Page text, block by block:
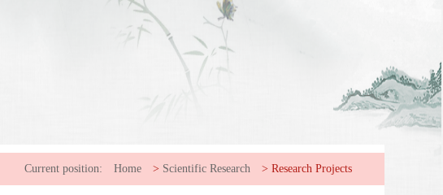
Current position: Home > Scientific Research > Research Projects